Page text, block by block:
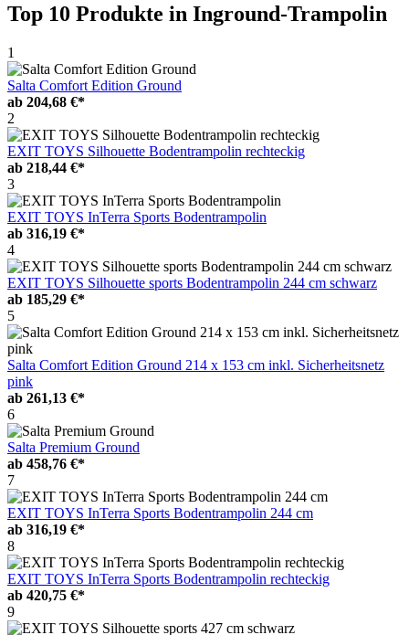
Top 10 Produkte in Inground-Trampolin
1
Salta Comfort Edition Ground
ab 204,68 €*
2
EXIT TOYS Silhouette Bodentrampolin rechteckig
ab 218,44 €*
3
EXIT TOYS InTerra Sports Bodentrampolin
ab 316,19 €*
4
EXIT TOYS Silhouette sports Bodentrampolin 244 cm schwarz
ab 185,29 €*
5
Salta Comfort Edition Ground 214 x 153 cm inkl. Sicherheitsnetz
pink
ab 261,13 €*
6
Salta Premium Ground
ab 458,76 €*
7
EXIT TOYS InTerra Sports Bodentrampolin 244 cm
ab 316,19 €*
8
EXIT TOYS InTerra Sports Bodentrampolin rechteckig
ab 420,75 €*
9